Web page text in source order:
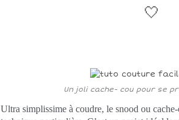
🤍
Un joli cache- cou pour se
Ultra simplissime à coudre, le snood ou cache-